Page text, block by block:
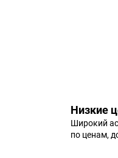
Низкие
Широкий
по ценам,